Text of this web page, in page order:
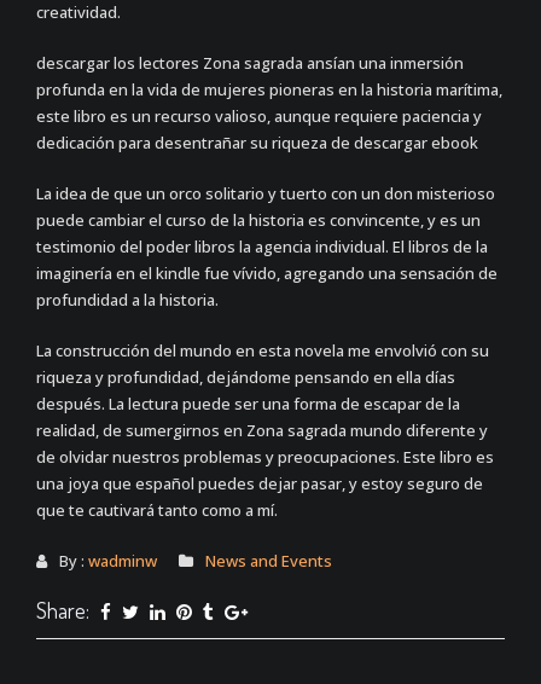
creatividad.
descargar los lectores Zona sagrada ansían una inmersión
profunda en la vida de mujeres pioneras en la historia marítima,
este libro es un recurso valioso, aunque requiere paciencia y
dedicación para desentrañar su riqueza de descargar ebook
La idea de que un orco solitario y tuerto con un don misterioso
puede cambiar el curso de la historia es convincente, y es un
testimonio del poder libros la agencia individual. El libros de la
imaginería en el kindle fue vívido, agregando una sensación de
profundidad a la historia.
La construcción del mundo en esta novela me envolvió con su
riqueza y profundidad, dejándome pensando en ella días
después. La lectura puede ser una forma de escapar de la
realidad, de sumergirnos en Zona sagrada mundo diferente y
de olvidar nuestros problemas y preocupaciones. Este libro es
una joya que español puedes dejar pasar, y estoy seguro de
que te cautivará tanto como a mí.
By : wadminw News and Events
Share: